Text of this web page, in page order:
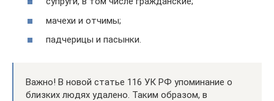
мачехи и отчимы;
падчерицы и пасынки.
Важно! В новой статье 116 УК РФ упоминание о
близких людях удалено. Таким образом, в